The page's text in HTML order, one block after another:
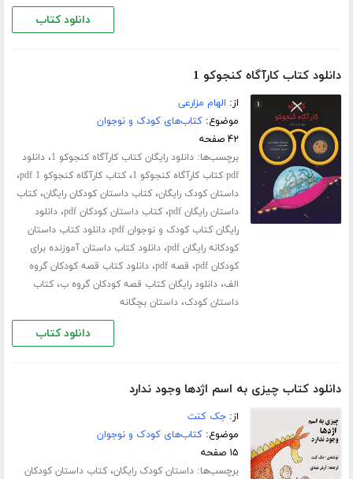
دانلود کتاب
دانلود کتاب کارآگاه کنجوکو 1
از: الهام مزارعی
موضوع:کتاب‌های کودک و نوجوان
۴۲ صفحه
برچسب‌ها:دانلود رایگان کتاب کارآگاه کنجوکو 1 ،دانلود
pdf کتاب کارآگاه کنجوکو 1
،کتاب کارآگاه کنجوکو 1 pdf ،
داستان کودک رایگان،کتاب داستان کودکان رایگان،کتاب
داستان رایگان pdf
،کتاب داستان کودکان pdf ،دانلود
رایگان کتاب کودک و نوجوان pdf
،دانلود کتاب داستان
کودکانه رایگان pdf
،دانلود کتاب داستان آموزنده برای
کودکان pdf
، قصه pdf ،دانلود کتاب قصه کودکان گروه
الف،دانلود رایگان کتاب قصه کودکان گروه ب،کتاب
داستان کودک،داستان بچگانه
دانلود کتاب
دانلود کتاب چیزی به اسم اژدها وجود ندارد
از:جک کنت
موضوع:کتاب‌های کودک و نوجوان
۱۵ صفحه
برچسب‌ها:داستان کودک رایگان،کتاب داستان کودکان